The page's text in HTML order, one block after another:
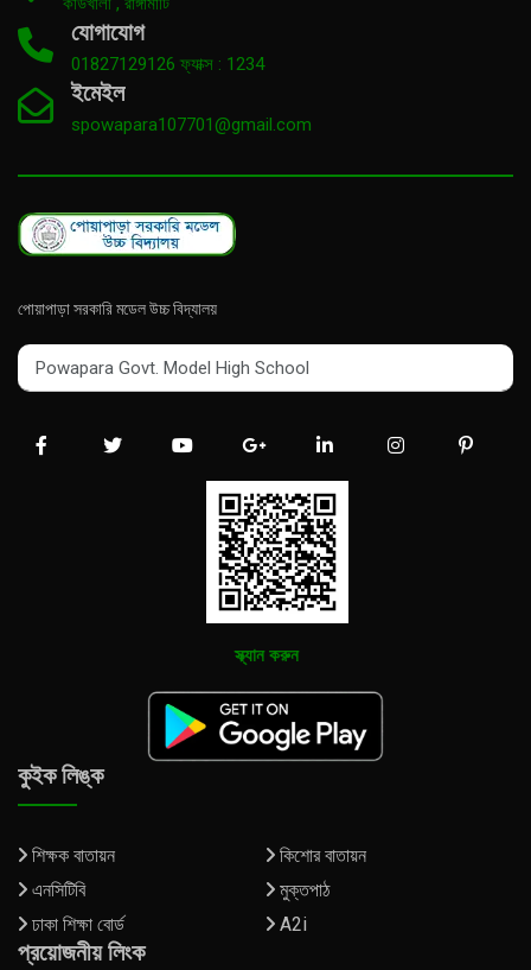
যোগাযোগ
01827129126 ফ্যাক্স : 1234
ইমেইল
spowapara107701@gmail.com
পোয়াপাড়া সরকারি মডেল উচ্চ বিদ্যালয়
Powapara Govt. Model High School
Powapara Govt. Model High School
স্ক্যান করুন
কুইক লিঙ্ক
শিক্ষক বাতায়ন
কিশোর বাতায়ন
এনসিটিবি
মুক্তপাঠ
ঢাকা শিক্ষা বোর্ড
A2i
প্রয়োজনীয় লিংক